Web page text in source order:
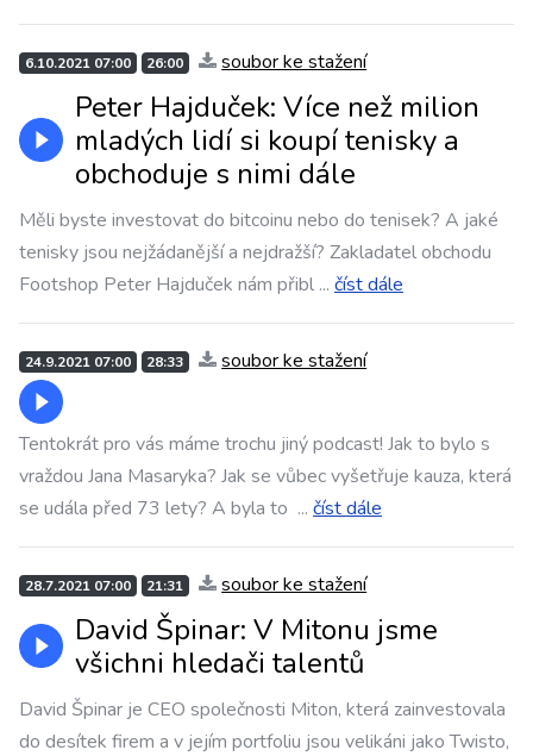
6.10.2021 07:00 26:00 soubor ke stažení
Peter Hajduček: Více než milion
mladých lidí si koupí tenisky a
obchoduje s nimi dále
Měli byste investovat do bitcoinu nebo do tenisek? A jaké
tenisky jsou nejžádanější a nejdražší? Zakladatel obchodu
Footshop Peter Hajduček nám přibl ... číst dále
24.9.2021 07:00 28:33 soubor ke stažení
Tentokrát pro vás máme trochu jiný podcast! Jak to bylo s
vraždou Jana Masaryka? Jak se vůbec vyšetřuje kauza, která
se udála před 73 lety? A byla to ... číst dále
28.7.2021 07:00 21:31 soubor ke stažení
David Špinar: V Mitonu jsme
všichni hledači talentů
David Špinar je CEO společnosti Miton, která zainvestovala
do desítek firem a v jejím portfoliu jsou velikáni jako Twisto,